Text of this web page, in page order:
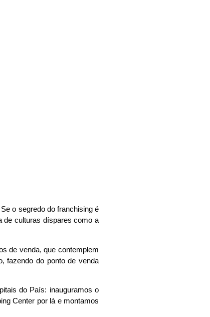
o segredo do franchising é
de culturas díspares como a
de venda, que contemplem
fazendo do ponto de venda
do País: inauguramos o
Center por lá e montamos